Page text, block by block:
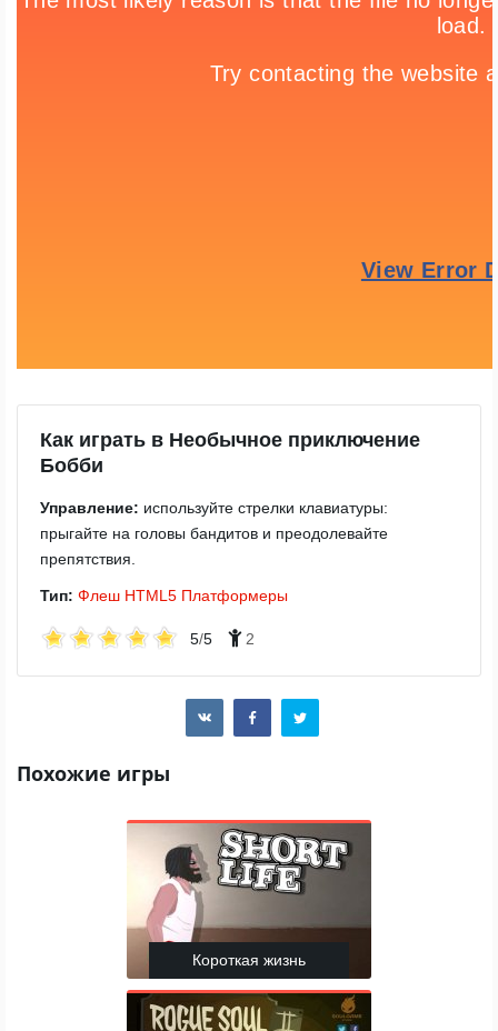
Как играть в Необычное приключение
Бобби
Управление: используйте стрелки клавиатуры:
прыгайте на головы бандитов и преодолевайте
препятствия.
Тип: Флеш HTML5 Платформеры
5/5 2
Похожие игры
Короткая жизнь